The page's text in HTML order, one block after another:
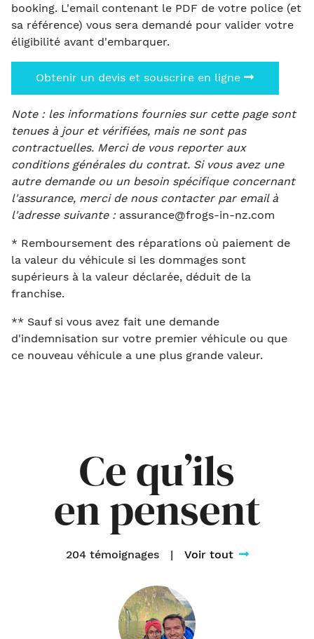
booking. L'email contenant le PDF de votre police (et
sa référence) vous sera demandé pour valider votre
éligibilité avant d'embarquer.
Obtenir un devis et souscrire en ligne
Note : les informations fournies sur cette page sont
tenues à jour et vérifiées, mais ne sont pas
contractuelles. Merci de vous reporter aux
conditions générales du contrat. Si vous avez une
autre demande ou un besoin spécifique concernant
l'assurance, merci de nous contacter par email à
l'adresse suivante :assurance@frogs-in-nz.com
* Remboursement des réparations où paiement de
la valeur du véhicule si les dommages sont
supérieurs à la valeur déclarée, déduit de la
franchise.
** Sauf si vous avez fait une demande
d'indemnisation sur votre premier véhicule ou que
ce nouveau véhicule a une plus grande valeur.
Ce qu’ils
en pensent
204 témoignages | Voir tout